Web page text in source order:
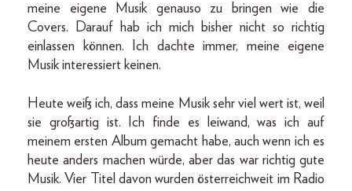
meine eigene Musik genauso zu bringen wie die
Covers. Darauf hab ich mich bisher nicht so richtig
einlassen können. Ich dachte immer, meine eigene
Musik interessiert keinen.
Heute weiß ich, dass meine Musik sehr viel wert ist, weil
sie großartig ist. Ich finde es leiwand, was ich auf
meinem ersten Album gemacht habe, auch wenn ich es
heute anders machen würde, aber das war richtig gute
Musik. Vier Titel davon wurden österreichweit im Radio